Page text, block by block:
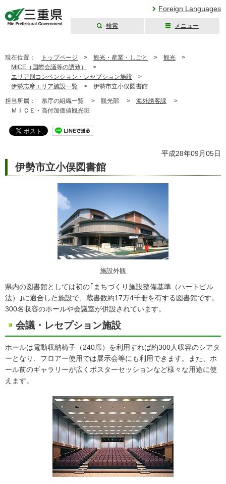
Foreign Languages
検索 メニュー
現在位置： トップページ > 観光・産業・しごと > 観光 >
MICE（国際会議等の誘致）
>
エリア別コンベンション・レセプション施設 >
伊勢志摩エリア施設一覧 > 伊勢市立小俣図書館
担当所属： 県庁の組織一覧 > 観光部 > 海外誘客課 >
ＭＩＣＥ・高付加価値観光班
平成28年09月05日
伊勢市立小俣図書館
施設外観
県内の図書館としては初の｢まちづくり施設整備基準（ハートビル
法）｣に適合した施設で、蔵書数約17万4千冊を有する図書館です。
300名収容のホールや会議室が併設されています。
会議・レセプション施設
ホールは電動収納椅子（240席）を利用すれば約300人収容のシアタ
ーとなり、フロアー使用では展示会等にも利用できます。また、ホ
ール前のギャラリーが広くポスターセッションなど様々な用途に使
えます。